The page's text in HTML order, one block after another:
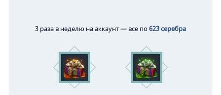
3 раза в неделю на аккаунт — все по623 серебра